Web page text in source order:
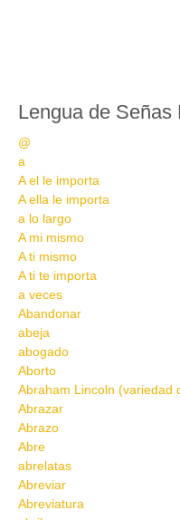
Lengua de Señas
@
a
A el le importa
A ella le importa
a lo largo
A mi mismo
A ti mismo
A ti te importa
a veces
Abandonar
abeja
abogado
Aborto
Abraham Lincoln (variedad
Abrazar
Abrazo
Abre
abrelatas
Abreviar
Abreviatura